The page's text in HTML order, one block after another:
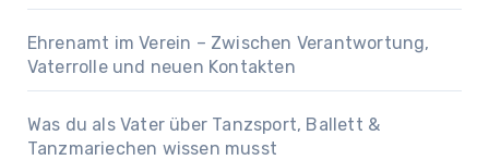
Ehrenamt im Verein – Zwischen Verantwortung,
Vaterrolle und neuen Kontakten
Was du als Vater über Tanzsport, Ballett &
Tanzmariechen wissen musst